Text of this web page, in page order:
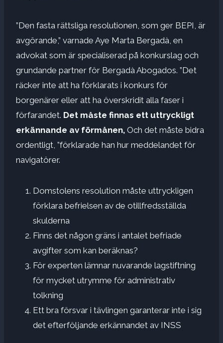
”Den fasta rättsliga resolutionen, som ger BEPI, är
avgörande,” varnade Aye Marta Bergadà, en
advokat som är specialiserad på konkurslag och
grundande partner för Bergadà Abogados. ”Det
räcker inte att ha förklarats i konkurs för
borgenärer eller att ha överskridit alla faser i
förfarandet. Det måste finnas ett uttryckligt
erkännande av förmånen, Och det måste bidra
ordentligt, ”förklarade han hur meddelandet för
navigatörer.
Domstolens resolution måste uttryckligen
förklara befrielsen av de otillfredsställda
skulderna
Finns det någon gräns i antalet befriade
avgifter som kan beräknas?
För experten lämnar nuvarande lagstiftning
för mycket utrymme för administrativ
tolkning
Ett bra försvar i tävlingen garanterar inte i sig
det efterföljande erkännandet av INSS